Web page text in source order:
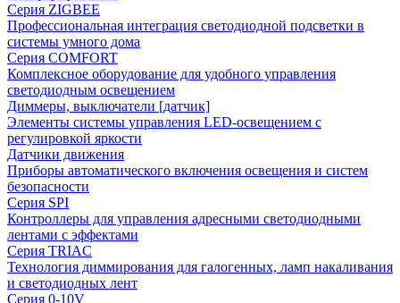
Серия ZIGBEE
Профессиональная интеграция светодиодной подсветки в
системы умного дома
Серия COMFORT
Комплексное оборудование для удобного управления
светодиодным освещением
Диммеры, выключатели [датчик]
Элементы системы управления LED-освещением с
регулировкой яркости
Датчики движения
Приборы автоматического включения освещения и систем
безопасности
Серия SPI
Контроллеры для управления адресными светодиодными
лентами с эффектами
Серия TRIAC
Технология диммирования для галогенных, ламп накаливания
и светодиодных лент
Серия 0-10V